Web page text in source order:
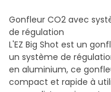
Gonfleur CO2 avec
de régulation
L'EZ Big Shot est un
un système de
en aluminium, ce
compact et rapide à